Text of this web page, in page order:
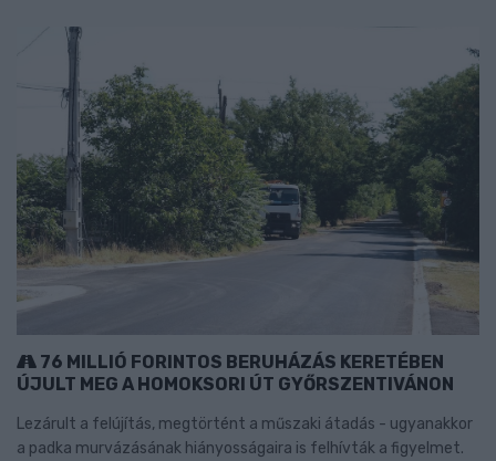
76 MILLIÓ FORINTOS BERUHÁZÁS KERETÉBEN
ÚJULT MEG A HOMOKSORI ÚT GYŐRSZENTIVÁNON
Lezárult a felújítás, megtörtént a műszaki átadás - ugyanakkor
a padka murvázásának hiányosságaira is felhívták a figyelmet.